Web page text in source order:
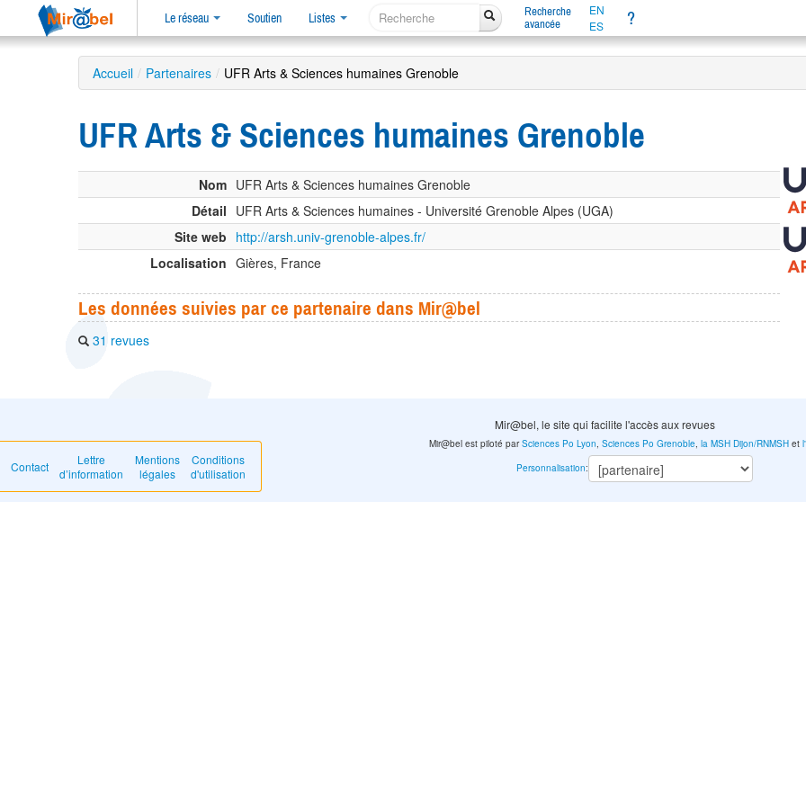
Le réseau Soutien Listes
Recherche
avancée
EN
ES
?
Accueil / Partenaires / UFR Arts & Sciences humaines Grenoble
UFR Arts & Sciences humaines Grenoble
Nom UFR Arts & Sciences humaines Grenoble
Détail UFR Arts & Sciences humaines - Université Grenoble Alpes (UGA)
Site web http://arsh.univ-grenoble-alpes.fr/
Localisation Gières, France
Les données suivies par ce partenaire dans Mir@bel
31 revues
Mir@bel, le site qui facilite l'accès aux revues
Contact
Lettre
d’information
Mentions
légales
Conditions
d'utilisation
Mir@bel est piloté parSciences Po Lyon,Sciences Po Grenoble,la MSH Dijon/RNMSH et
Personnalisation: